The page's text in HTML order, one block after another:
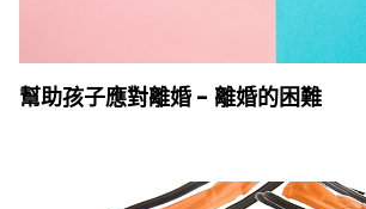
幫助孩子應對離婚 - 離婚的困難